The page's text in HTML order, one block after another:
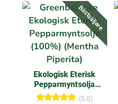
g
r
c
e
n
s
o
n
e
r
Bästsäljare
Ekologisk Eterisk
Pepparmyntsolja
(100%) (5.0)